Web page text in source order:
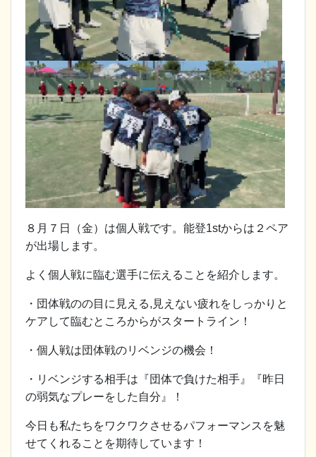
８月７日（金）は個人戦です。能登1stからは２ペア
が出場します。
よく個人戦に臨む選手に伝えることを紹介します。
・団体戦のの目に見える,見えない疲れをしっかりと
ケアして臨むところからがスタートライン！
・個人戦は団体戦のリベンジの機会！
・リベンジする相手は『団体で負けた相手』『昨日
の弱気なプレーをした自分』！
今日も私たちをワクワクさせるパフォーマンスを魅
せてくれることを期待しています！